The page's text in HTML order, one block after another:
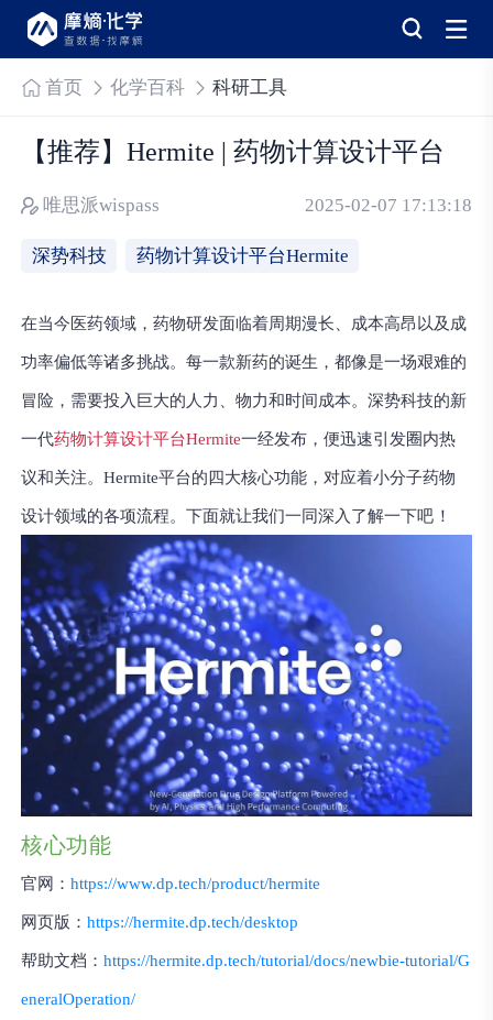
首页 化学百科 科研工具
【推荐】Hermite | 药物计算设计平台
唯思派wispass 2025-02-07 17:13:18
深势科技 药物计算设计平台Hermite
在当今医药领域，药物研发面临着周期漫长、成本高昂以及成
功率偏低等诸多挑战。每一款新药的诞生，都像是一场艰难的
冒险，需要投入巨大的人力、物力和时间成本。深势科技的新
一代药物计算设计平台Hermite一经发布，便迅速引发圈内热
议和关注。Hermite平台的四大核心功能，对应着小分子药物
设计领域的各项流程。下面就让我们一同深入了解一下吧！
核心功能
官网 ：https://www.dp.tech/product/hermite
网页版 ：https://hermite.dp.tech/desktop
帮助文档 ：https://hermite.dp.tech/tutorial/docs/newbie-tutorial/G
eneralOperation/